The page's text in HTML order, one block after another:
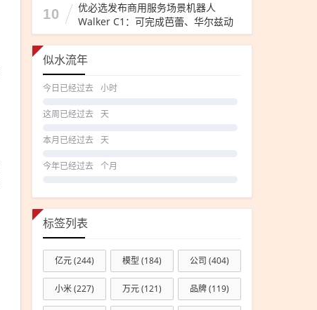
10
优必选发布商用服务场景机器人
Walker C1：可完成芭蕾、华尔兹动
作
似水流年
今日已经过去 小时
这周已经过去 天
本月已经过去 天
今年已经过去 个月
标签列表
亿元(244) 模型 (184) 公司 (404)
小米(227) 万元(121) 品牌(119)